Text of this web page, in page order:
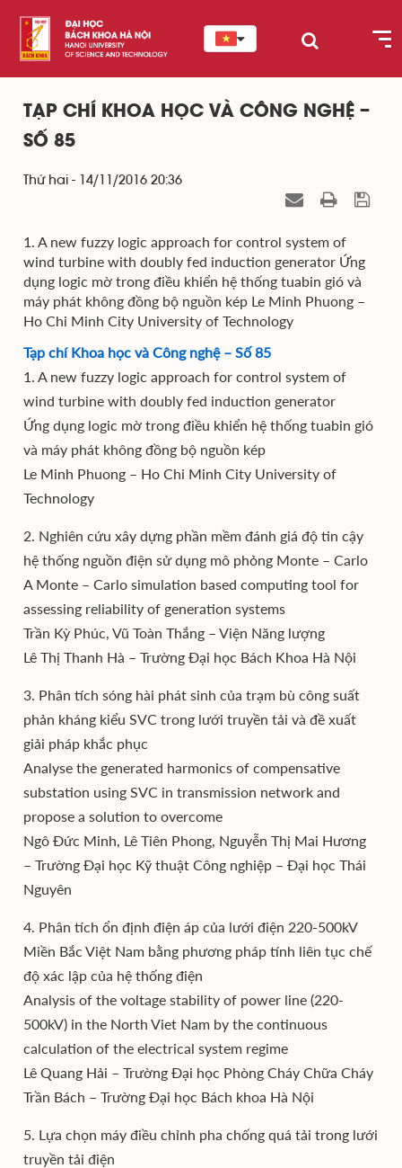
TẠP CHÍ KHOA HỌC VÀ CÔNG NGHỆ –
SỐ 85
Thứ hai - 14/11/2016 20:36
1. A new fuzzy logic approach for control system of
wind turbine with doubly fed induction generator Ứng
dụng logic mờ trong điều khiển hệ thống tuabin gió và
máy phát không đồng bộ nguồn kép Le Minh Phuong –
Ho Chi Minh City University of Technology
Tạp chí Khoa học và Công nghệ – Số 85
1. A new fuzzy logic approach for control system of
wind turbine with doubly fed induction generator
Ứng dụng logic mờ trong điều khiển hệ thống tuabin gió
và máy phát không đồng bộ nguồn kép
Le Minh Phuong – Ho Chi Minh City University of
Technology
2. Nghiên cứu xây dựng phần mềm đánh giá độ tin cậy
hệ thống nguồn điện sử dụng mô phỏng Monte – Carlo
A Monte – Carlo simulation based computing tool for
assessing reliability of generation systems
Trần Kỳ Phúc, Vũ Toàn Thắng – Viện Năng lượng
Lê Thị Thanh Hà – Trường Đại học Bách Khoa Hà Nội
3. Phân tích sóng hài phát sinh của trạm bù công suất
phản kháng kiểu SVC trong lưới truyền tải và đề xuất
giải pháp khắc phục
Analyse the generated harmonics of compensative
substation using SVC in transmission network and
propose a solution to overcome
Ngô Đức Minh, Lê Tiên Phong, Nguyễn Thị Mai Hương
– Trường Đại học Kỹ thuật Công nghiệp – Đại học Thái
Nguyên
4. Phân tích ổn định điện áp của lưới điện 220-500kV
Miền Bắc Việt Nam bằng phương pháp tính liên tục chế
độ xác lập của hệ thống điện
Analysis of the voltage stability of power line (220-
500kV) in the North Viet Nam by the continuous
calculation of the electrical system regime
Lê Quang Hải – Trường Đại học Phòng Cháy Chữa Cháy
Trần Bách – Trường Đại học Bách khoa Hà Nội
5. Lựa chọn máy điều chỉnh pha chống quá tải trong lưới
truyền tải điện